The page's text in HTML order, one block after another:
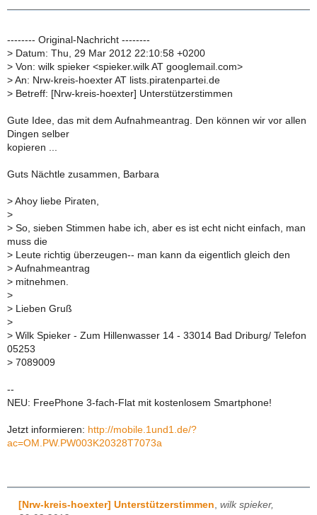
-------- Original-Nachricht --------
> Datum: Thu, 29 Mar 2012 22:10:58 +0200
> Von: wilk spieker <spieker.wilk AT googlemail.com>
> An: Nrw-kreis-hoexter AT lists.piratenpartei.de
> Betreff: [Nrw-kreis-hoexter] Unterstützerstimmen
Gute Idee, das mit dem Aufnahmeantrag. Den können wir vor allen
Dingen selber
kopieren ...
Guts Nächtle zusammen, Barbara
> Ahoy liebe Piraten,
>
> So, sieben Stimmen habe ich, aber es ist echt nicht einfach, man
muss die
> Leute richtig überzeugen-- man kann da eigentlich gleich den
> Aufnahmeantrag
> mitnehmen.
>
> Lieben Gruß
>
> Wilk Spieker - Zum Hillenwasser 14 - 33014 Bad Driburg/ Telefon
05253
> 7089009
--
NEU: FreePhone 3-fach-Flat mit kostenlosem Smartphone!
Jetzt informieren: http://mobile.1und1.de/?
ac=OM.PW.PW003K20328T7073a
[Nrw-kreis-hoexter] Unterstützerstimmen wilk spieker,